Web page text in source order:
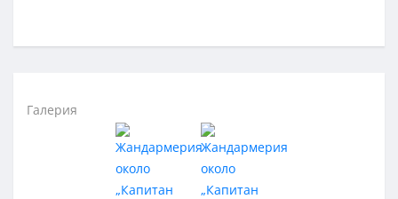
Галерия